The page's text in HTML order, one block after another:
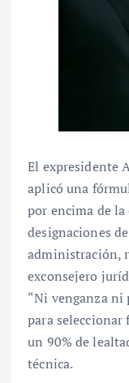
El expresidente
aplicó una
por encima de
designaciones
administración,
exconsejero
“Ni venganza ni
para
un 90% de
técnica.